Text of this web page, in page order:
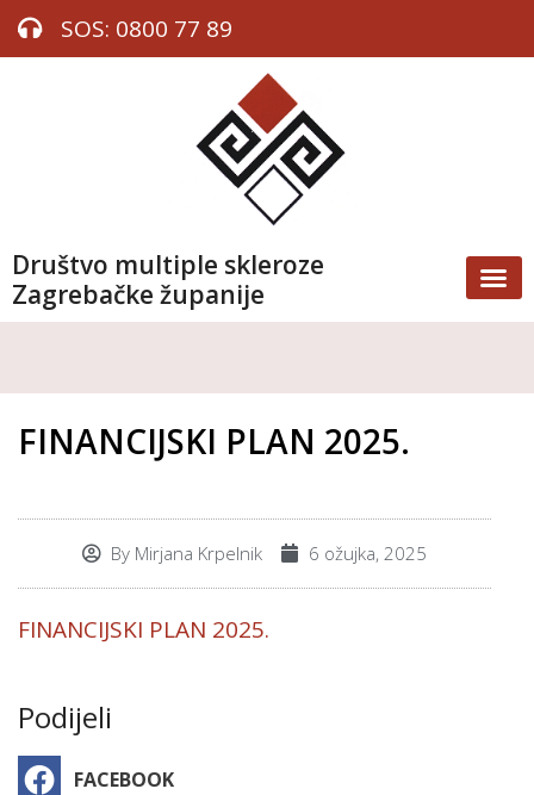
SOS: 0800 77 89
Društvo multiple skleroze
Zagrebačke županije
FINANCIJSKI PLAN 2025.
By Mirjana Krpelnik 6 ožujka, 2025
FINANCIJSKI PLAN 2025.
Podijeli
FACEBOOK